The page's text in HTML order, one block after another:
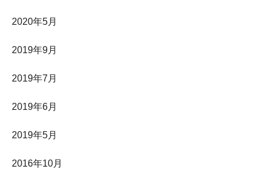
2020年5月
2019年9月
2019年7月
2019年6月
2019年5月
2016年10月